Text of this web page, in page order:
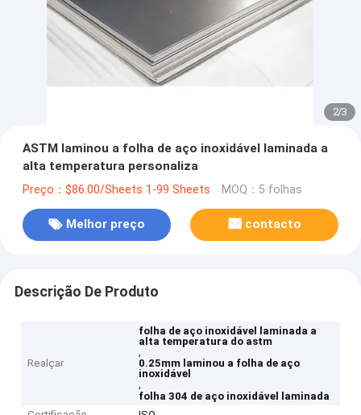
2/3
ASTM laminou a folha de aço inoxidável laminada a
alta temperatura personaliza
Preço：$86.00/Sheets 1-99 Sheets MOQ：5 folhas
Melhor preço contacto
Descrição De Produto
Realçar
folha de aço inoxidável laminada a
alta temperatura do astm
,
0.25mm laminou a folha de aço
inoxidável
,
folha 304 de aço inoxidável laminada